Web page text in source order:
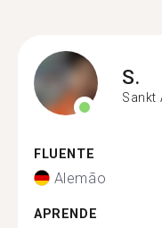
S.
Sankt
FLUENTE
Alemão
APRENDE